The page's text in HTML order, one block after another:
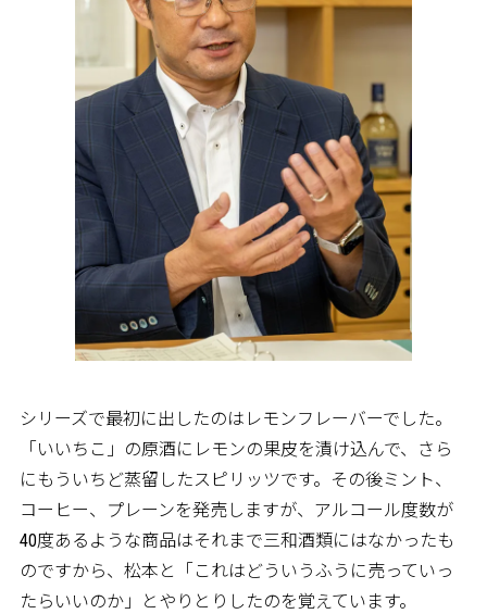
シリーズで最初に出したのはレモンフレーバーでした。
「いいちこ」の原酒にレモンの果皮を漬け込んで、さら
にもういちど蒸留したスピリッツです。その後ミント、
コーヒー、プレーンを発売しますが、アルコール度数が
40度あるような商品はそれまで三和酒類にはなかったも
のですから、松本と「これはどういうふうに売っていっ
たらいいのか」とやりとりしたのを覚えています。